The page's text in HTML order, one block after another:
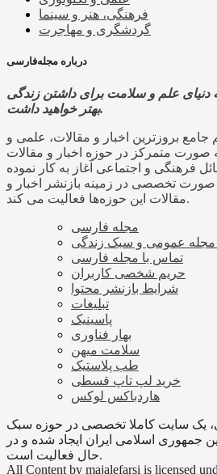
فرهنگی، هنر و سینما
گردشگری و مهاجرت
درباره مجله‌فارسی
دنیای علم و سلامت برای داشتن زندگی
بهتر خواهید داشت.
بروزترین اخبار و مقالات، علمی و
از سال ۱۳۹۵ به صورت متمرکز در حوزه اخبار و مقالات
فرهنگی و اجتماعی آغاز به کار نموده
صورت تخصصی در زمینه بازنشر اخبار و
مقالات این حوزه‌ها فعالیت می کند.
مجله فارسی
مجله عمومی و سبک زندگی
تماس با مجله فارسی
حریم شخصی کاربران
شرایط بازنشر محتوا
تبلیغات
پاسینیک
بهار فناوری
سلامت میهن
طب پلاستیک
خرید لپ تاپ قسطی
هاردباکس لوکس
یک سایت کاملا تخصصی در حوزه سبک
جمهوری اسلامی ایران ایجاد شده و در
حال فعالیت است.
All Content by majalefarsi is licensed